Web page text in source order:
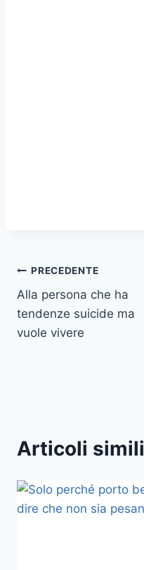
Navigazione
articoli
PRECEDENTE
Alla persona che ha
tendenze suicide ma
vuole vivere
Articoli simili